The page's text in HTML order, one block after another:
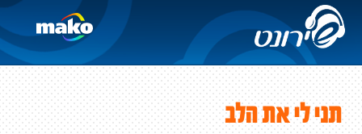
תני לי את הלב